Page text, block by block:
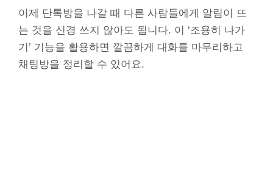
이제 단톡방을 나갈 때 다른 사람들에게 알림이 뜨
는 것을 신경 쓰지 않아도 됩니다. 이 ‘조용히 나가
기’ 기능을 활용하면 깔끔하게 대화를 마무리하고
채팅방을 정리할 수 있어요.